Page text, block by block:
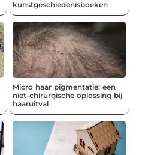
kunstgeschiedenisboeken
Micro haar pigmentatie: een
niet-chirurgische oplossing bij
haaruitval